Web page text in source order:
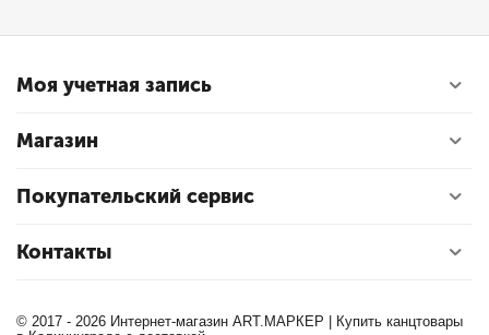
Моя учетная запись
Магазин
Покупательский сервис
Контакты
© 2017 - 2026 Интернет-магазин ART.МАРКЕР | Купить канцтовары